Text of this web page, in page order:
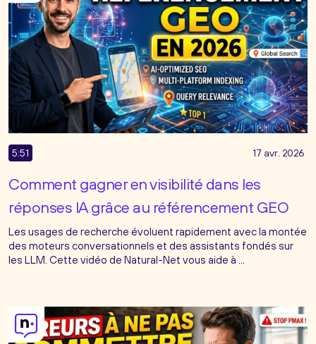
5:51 17 avr. 2026
Comment gagner en visibilité dans les
réponses IA grâce au référencement GEO
Les usages de recherche évoluent rapidement avec la montée
des moteurs conversationnels et des assistants fondés sur
les LLM. Cette vidéo de Natural-Net vous aide à ...